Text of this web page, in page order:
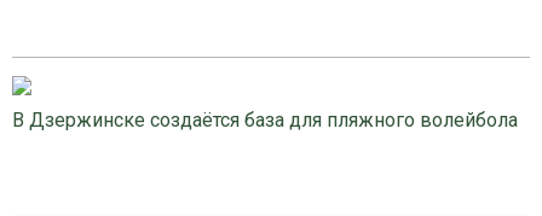
В Дзержинске создаётся база для пляжного волейбола